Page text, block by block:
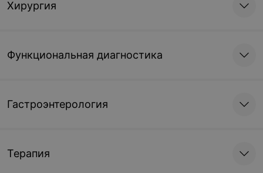
Хирургия
Функциональная диагностика
Гастроэнтерология
Терапия